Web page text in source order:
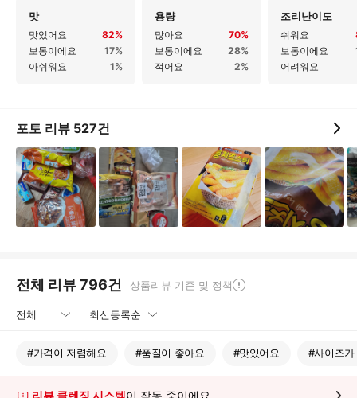
맛
맛있어요
82%
보통이에요
17%
아쉬워요
1%
용량
많아요
70%
보통이에요
28%
적어요
2%
조리난이도
쉬워요
보통이에요
어려워요
포토 리뷰 527건
전체 리뷰796건 상품리뷰 기준 및 정책
#가격이 저렴해요 #품질이 좋아요 #맛있어요 #사이즈
리뷰 클렌징 시스템이 작동 중이에요